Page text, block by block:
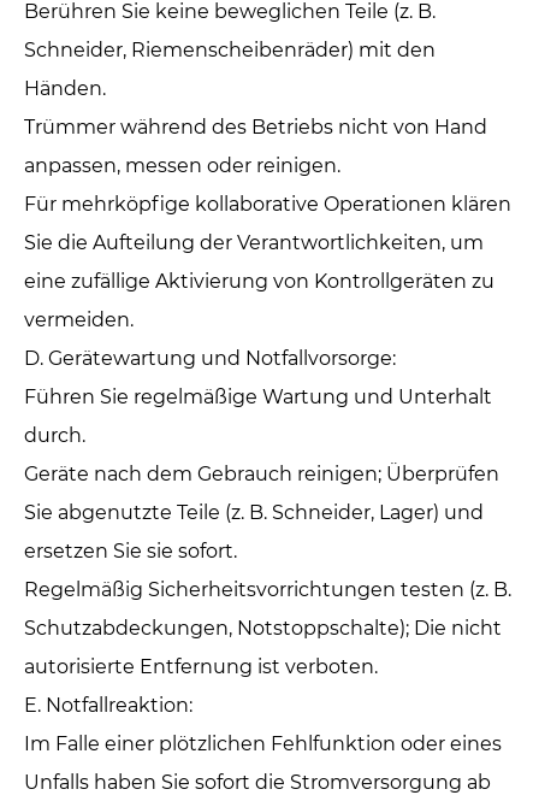
Berühren Sie keine beweglichen Teile (z. B.
Schneider, Riemenscheibenräder) mit den
Händen.
Trümmer während des Betriebs nicht von Hand
anpassen, messen oder reinigen.
Für mehrköpfige kollaborative Operationen klären
Sie die Aufteilung der Verantwortlichkeiten, um
eine zufällige Aktivierung von Kontrollgeräten zu
vermeiden.
D. Gerätewartung und Notfallvorsorge: ‌
Führen Sie regelmäßige Wartung und Unterhalt
durch.
Geräte nach dem Gebrauch reinigen; Überprüfen
Sie abgenutzte Teile (z. B. Schneider, Lager) und
ersetzen Sie sie sofort.
Regelmäßig Sicherheitsvorrichtungen testen (z. B.
Schutzabdeckungen, Notstoppschalte); Die nicht
autorisierte Entfernung ist verboten.
E. Notfallreaktion: ‌
Im Falle einer plötzlichen Fehlfunktion oder eines
Unfalls haben Sie sofort die Stromversorgung ab